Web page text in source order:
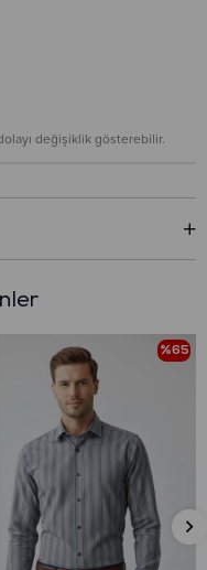
değişiklik gösterebilir.
%65